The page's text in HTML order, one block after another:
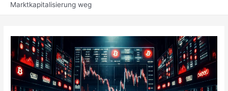
Marktkapitalisierung weg